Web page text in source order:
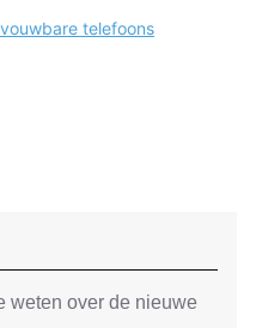
telefoons
weten over de nieuwe